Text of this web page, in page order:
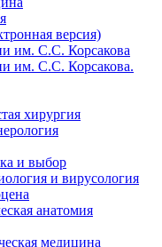
версия)
им. С.С. Корсакова
им. С.С. Корсакова.
хирургия
и выбор
и вирусология
анатомия
медицина